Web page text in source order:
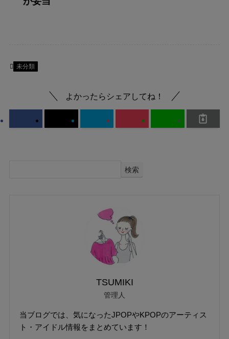
未分類
よかったらシェアしてね！
検索
TSUMIKI
管理人
当ブログでは、気になったJPOPやKPOPのアーティス
ト・アイドル情報をまとめています！